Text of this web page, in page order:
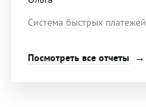
Система быстрых платежей
Посмотреть все отчеты